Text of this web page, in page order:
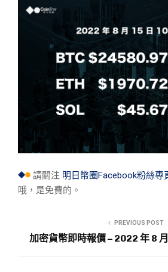
請關注 明日幣圈Facebook粉絲專
哦，是免費的。
PREVIOUS POST
加密貨幣即時報價 – 2022 年 8